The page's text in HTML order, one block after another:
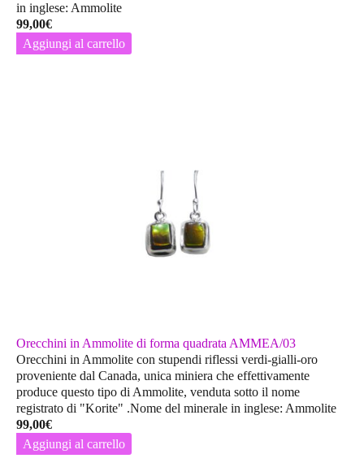
in inglese: Ammolite
99,00€
Aggiungi al carrello
Orecchini in Ammolite di forma quadrata AMMEA/03
Orecchini in Ammolite con stupendi riflessi verdi-gialli-oro
proveniente dal Canada, unica miniera che effettivamente
produce questo tipo di Ammolite, venduta sotto il nome
registrato di "Korite" .Nome del minerale in inglese: Ammolite
99,00€
Aggiungi al carrello